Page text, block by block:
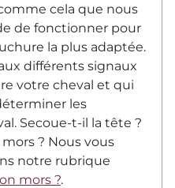
cela que nous
de fonctionner pour
la plus adaptée.
différents signaux
votre cheval et qui
les
Secoue-t-il la tête ?
? Nous vous
notre rubrique
mors ?.